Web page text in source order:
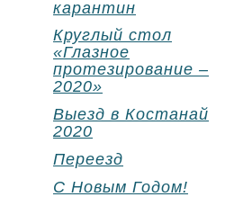
карантин
Круглый стол
«Глазное
протезирование –
2020»
Выезд в Костанай
2020
Переезд
С Новым Годом!